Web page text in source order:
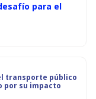
para el
transporte público
por su impacto